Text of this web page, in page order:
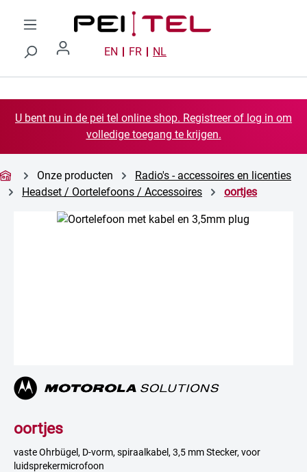
Ga naar de hoofdinhoud
EN FR NL
U bent nu in de pei tel online shop. Registreer of log in om
volledige toegang te krijgen.
Onze producten
Radio's - accessoires en licenties
Headset / Oortelefoons / Accessoires
oortjes
Afbeeldingengalerij overslaan
oortjes
vaste Ohrbügel, D-vorm, spiraalkabel, 3,5 mm Stecker, voor
luidsprekermicrofoon